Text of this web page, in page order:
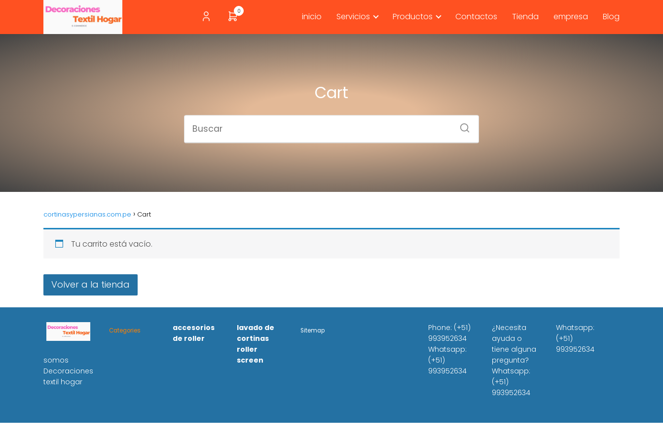
0 inicio Servicios Productos Contactos Tienda empresa Blog
Cart
cortinasypersianas.com.pe Cart
Tu carrito está vacío.
Volver a la tienda
somos
Decoraciones
textil hogar
Categories
accesorios
de roller
lavado de
cortinas
roller
screen
Sitemap
Phone: (+51)
993952634
Whatsapp:
(+51)
993952634
¿Necesita
ayuda o
tiene alguna
pregunta?
Whatsapp:
(+51)
993952634
Whatsapp:
(+51)
993952634